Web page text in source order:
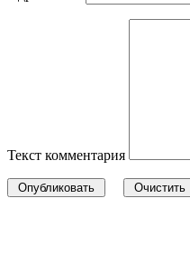
Текст комментария